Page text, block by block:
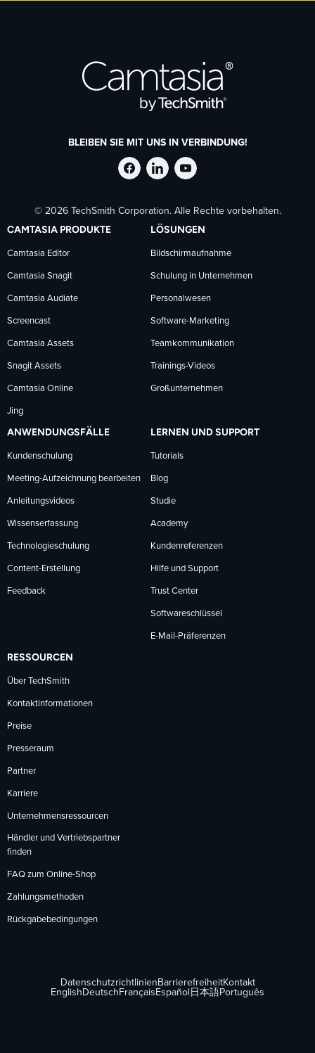
BLEIBEN SIE MIT UNS IN VERBINDUNG!
TechSmith
auf
Facebook
folgen
TechSmith
auf
LinkedIn
folgen
TechSmith
auf
YouTube
© 2026 TechSmith Corporation. Alle Rechte vorbehalten.
CAMTASIA PRODUKTE
Camtasia Editor
Camtasia Snagit
Camtasia Audiate
Screencast
Camtasia Assets
Snagit Assets
Camtasia Online
Jing
LÖSUNGEN
Bildschirmaufnahme
Schulung in Unternehmen
Personalwesen
Software-Marketing
Teamkommunikation
Trainings-Videos
Großunternehmen
ANWENDUNGSFÄLLE
Kundenschulung
Meeting-Aufzeichnung bearbeiten
Anleitungsvideos
Wissenserfassung
Technologieschulung
Content-Erstellung
Feedback
LERNEN UND SUPPORT
Tutorials
Blog
Studie
Academy
Kundenreferenzen
Hilfe und Support
Trust Center
Softwareschlüssel
E-Mail-Präferenzen
RESSOURCEN
Über TechSmith
Kontaktinformationen
Preise
Presseraum
Partner
Karriere
Unternehmensressourcen
Händler und Vertriebspartner
finden
FAQ zum Online-Shop
Zahlungsmethoden
Rückgabebedingungen
Datenschutzrichtlinien BarrierefreiheitKontakt
English Deutsch Français Español 日本語Português